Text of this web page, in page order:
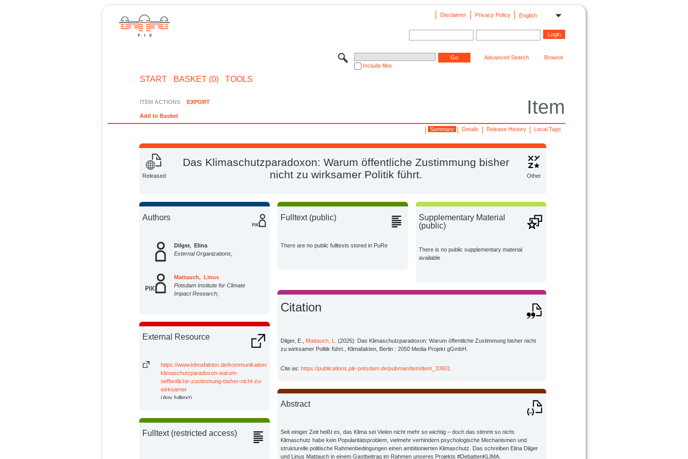
English
Privacy Policy
Disclaimer
Include files
Advanced Search Browse
START BASKET (0) TOOLS
Item
ITEM ACTIONS EXPORT
Add to Basket
Local Tags
Release History
Details
Summary
Released Other
Das Klimaschutzparadoxon: Warum öffentliche Zustimmung bisher
nicht zu wirksamer Politik führt.
Authors
Dilger, Elina
External Organizations;
Mattauch, Linus
Potsdam Institute for Climate
Impact Research;
External Resource
https://www.klimafakten.de/kommunikation/das-
klimaschutzparadoxon-warum-
oeffentliche-zustimmung-bisher-nicht-zu-
wirksamer
(Any fulltext)
Fulltext (restricted access)
Fulltext (public)
There are no public fulltexts stored in PuRe
Supplementary Material
(public)
There is no public supplementary material
available
Citation
Dilger, E., Mattauch, L.
(2025): Das Klimaschutzparadoxon: Warum öffentliche Zustimmung bisher nicht
zu wirksamer Politik führt., Klimafakten, Berlin : 2050 Media Projekt gGmbH.
Cite as:https://publications.pik-potsdam.de/pubman/item/item_33601
Abstract
Seit einiger Zeit heißt es, das Klima sei Vielen nicht mehr so wichtig – doch das stimmt so nicht.
Klimaschutz habe kein Popularitätsproblem, vielmehr verhindern psychologische Mechanismen und
strukturelle politische Rahmenbedingungen einen ambitionierten Klimaschutz. Das schreiben Elina Dilger
und Linus Mattauch in einem Gastbeitrag im Rahmen unseres Projekts #DebattenKLIMA.